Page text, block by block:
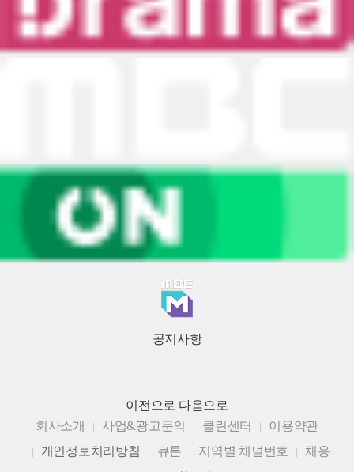
공지사항
이전으로 다음으로
회사소개
사업&광고문의 클린센터
이용약관
개인정보처리방침
큐톤 지역별 채널번호
채용